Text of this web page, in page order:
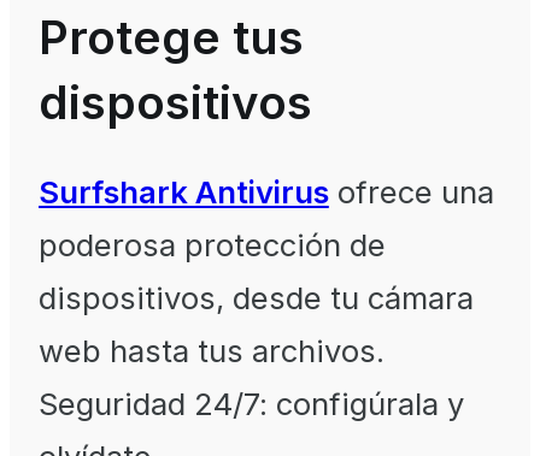
Protege tus
dispositivos
Surfshark Antivirusofrece una
poderosa protección de
dispositivos, desde tu cámara
web hasta tus archivos.
Seguridad 24/7: configúrala y